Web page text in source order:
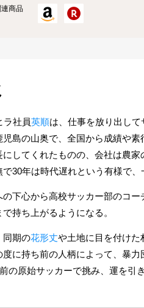
連商品
ラ社員英順は、仕事を放り出し
島の山奥で、全国から成績や
してくれたものの、会社は農
30年は時代遅れという有様で
の下心から高校サッカー部のコ
持ち上がるようになる。
同期の花形丈や土地に目を付けた
に持ち前の人柄によって、暴力
の原始サッカーで挑み、運を